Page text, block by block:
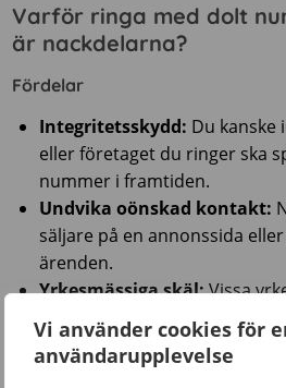
Vi använder cookies för
användarupplevelse
Varför ringa med dolt
är nackdelarna?
Fördelar
Integritetsskydd: Du kanske
eller företaget du ringer ska
nummer i framtiden.
Undvika oönskad kontakt:
säljare på en annonssida
ärenden.
Yrkesmässiga skäl:Vissa
eller poliser, ringer ofta från
undvika att bli uppringda på